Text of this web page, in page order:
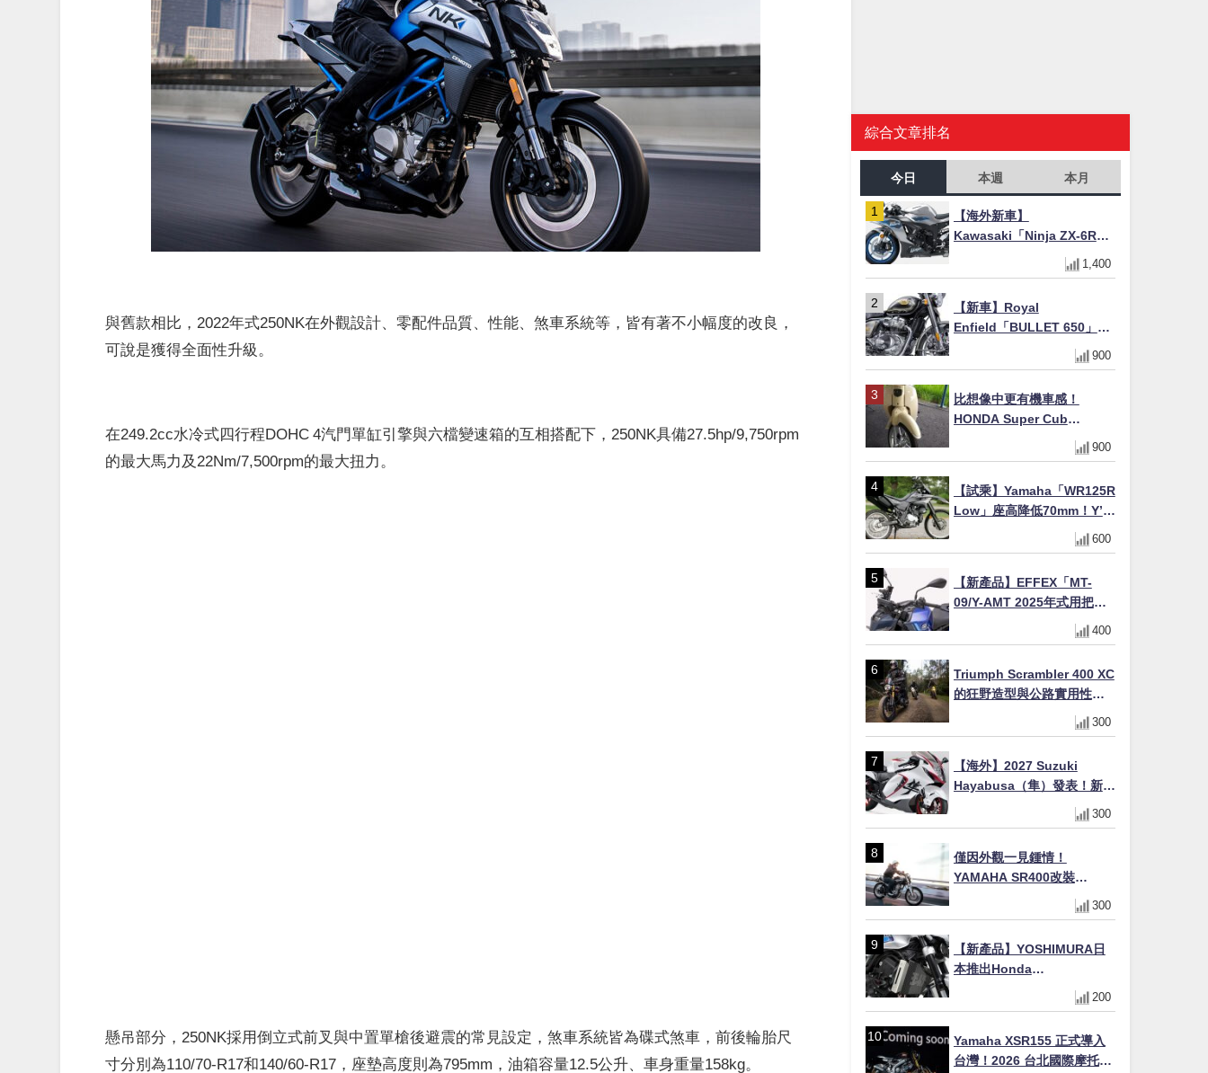
與舊款相比，2022年式250NK在外觀設計、零配件品質、性能、煞車系統等，皆有著不小幅度的改良，
可說是獲得全面性升級。
在249.2cc水冷式四行程DOHC 4汽門單缸引擎與六檔變速箱的互相搭配下，250NK具備27.5hp/9,750rpm
的最大馬力及22Nm/7,500rpm的最大扭力。
懸吊部分，250NK採用倒立式前叉與中置單槍後避震的常見設定，煞車系統皆為碟式煞車，前後輪胎尺
寸分別為110/70-R17和140/60-R17，座墊高度則為795mm，油箱容量12.5公升、車身重量158kg。
綜合文章排名
今日 本週 本月
【海外新車】
Kawasaki「Ninja ZX-6R」
2027年式北美發表！636cc
四缸×銀河銀/暮光藍新色
美元起
1,400
【新車】Royal
Enfield「BULLET 650」8
月27日日本發售（98萬日圓
～）！648cc空冷並列雙缸×
色
900
比想像中更有機車感！
HONDA Super Cub
110【Webike愛車精選】
900
【試乘】Yamaha「WR125R
Low」座高降低70mm！Y’s
Gear低座高座墊×低座高連桿
×腳踏著地感大幅改善，越野
600
【新產品】EFFEX「MT-
09/Y-AMT 2025年式用把手
Easy Fit Bar Plus」！高
7mm後移16mm直上×三色×
400
Triumph Scrambler 400 XC
的狂野造型與公路實用性的
300
【海外】2027 Suzuki
Hayabusa（隼）發表！新增
Special Edition 特仕版，全
新珍珠白塗裝與專屬配備登
300
僅因外觀一見鍾情！
YAMAHA SR400改裝
Tracker風格｜ 女車主的機車
人生蛻變記
300
【新產品】YOSHIMURA日
本推出Honda
CB1000F/CB1000 HORNET
專用水箱護網，六角網紋設
200
Yamaha XSR155 正式導入
台灣！2026 台北國際摩托車